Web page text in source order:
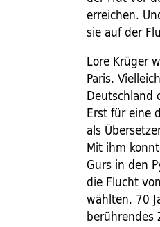
erreichen.
sie auf der
Lore Krüger
Paris.
Deutschland
Erst für eine
als
Mit ihm
Gurs in den
die Flucht
wählten. 70
berührendes